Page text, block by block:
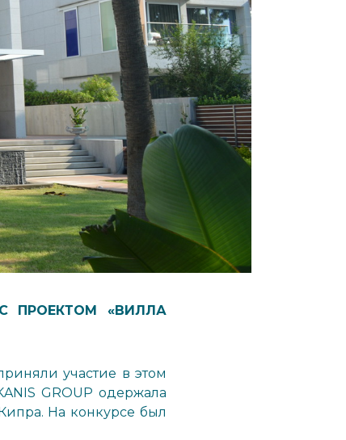
ПРОЕКТОМ «ВИЛЛА
участие в этом
GROUP одержала
На конкурсе был